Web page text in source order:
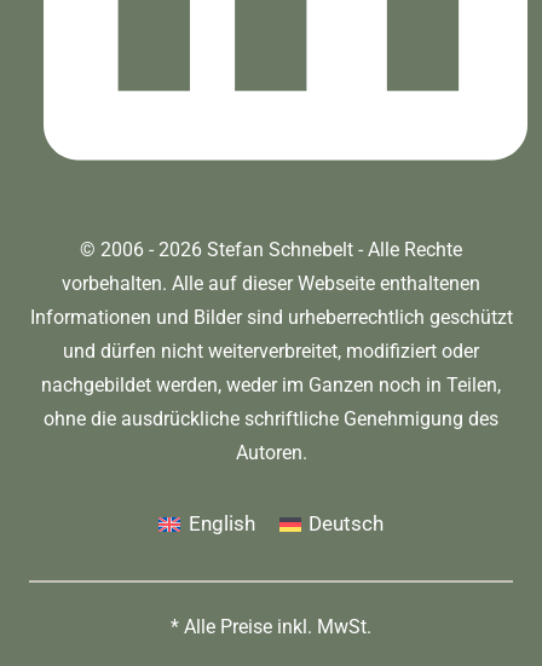
© 2006 - 2026 Stefan Schnebelt - Alle Rechte
vorbehalten. Alle auf dieser Webseite enthaltenen
Informationen und Bilder sind urheberrechtlich geschützt
und dürfen nicht weiterverbreitet, modifiziert oder
nachgebildet werden, weder im Ganzen noch in Teilen,
ohne die ausdrückliche schriftliche Genehmigung des
Autoren.
English Deutsch
* Alle Preise inkl. MwSt.